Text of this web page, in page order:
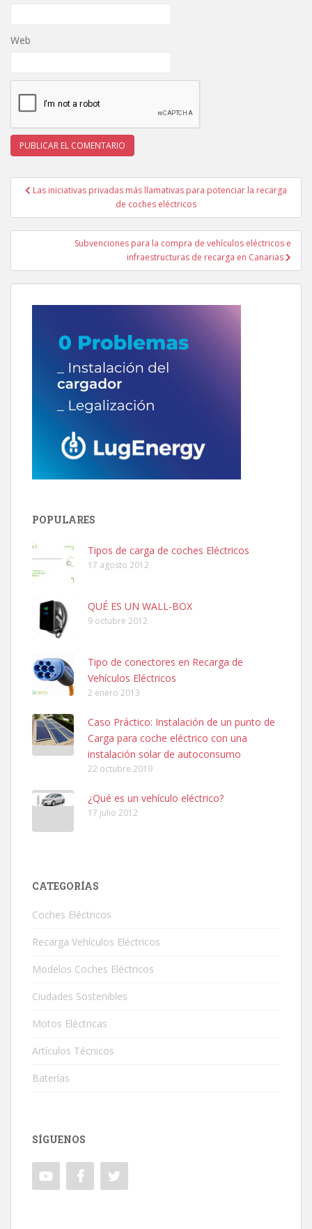
Web
Navegación
entradas
Las iniciativas privadas más llamativas para potenciar la recarga
de coches eléctricos
Subvenciones para la compra de vehículos eléctricos e
infraestructuras de recarga en Canarias
POPULARES
Tipos de carga de coches Eléctricos
17 agosto 2012
QUÉ ES UN WALL-BOX
9 octubre 2012
Tipo de conectores en Recarga de
Vehículos Eléctricos
2 enero 2013
Caso Práctico: Instalación de un punto de
Carga para coche eléctrico con una
instalación solar de autoconsumo
22 octubre 2019
¿Qué es un vehículo eléctrico?
17 julio 2012
CATEGORÍAS
Coches Eléctricos
Recarga Vehículos Eléctricos
Modelos Coches Eléctricos
Ciudades Sostenibles
Motos Eléctricas
Artículos Técnicos
Baterías
SÍGUENOS